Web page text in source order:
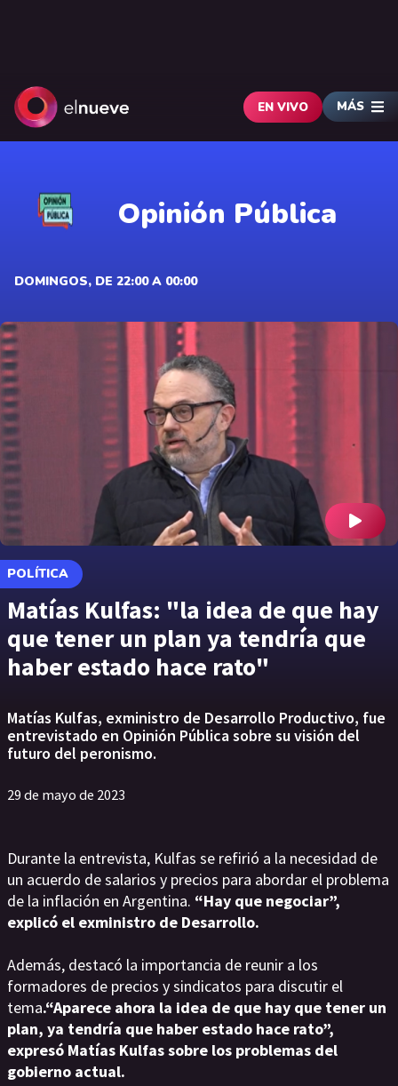
EN VIVO MÁS
Opinión Pública
DOMINGOS, DE 22:00 A 00:00
POLÍTICA
Matías Kulfas: "la idea de que hay
que tener un plan ya tendría que
haber estado hace rato"
Matías Kulfas, exministro de Desarrollo Productivo, fue
entrevistado en Opinión Pública sobre su visión del
futuro del peronismo.
29 de mayo de 2023
Durante la entrevista, Kulfas se refirió a la necesidad de
un acuerdo de salarios y precios para abordar el problema
de la inflación en Argentina. “Hay que negociar”,
explicó el exministro de Desarrollo.
Además, destacó la importancia de reunir a los
formadores de precios y sindicatos para discutir el
tema.“Aparece ahora la idea de que hay que tener un
plan, ya tendría que haber estado hace rato”,
expresó Matías Kulfas sobre los problemas del
gobierno actual.